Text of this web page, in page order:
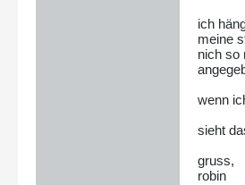
ich
meine
nich so
wenn
sieht
gruss,
robin